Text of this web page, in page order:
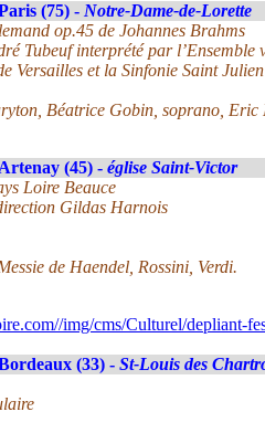
(75) - Notre-Dame-de-Lorette
op.45 de Johannes Brahms
Tubeuf interprété par
Versailles et la Sinfonie Saint
Béatrice Gobin, soprano,
Artenay (45) - église Saint-Victor
Loire Beauce
Gildas Harnois
de Haendel, Rossini, Verdi.
img/cms/Culturel/depliant-
(33) - St-Louis des